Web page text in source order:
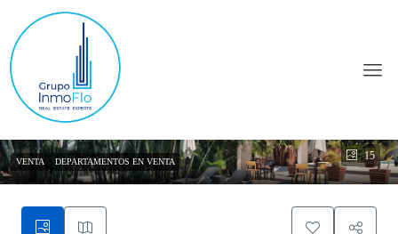
15
VENTA DEPARTAMENTOS EN VENTA